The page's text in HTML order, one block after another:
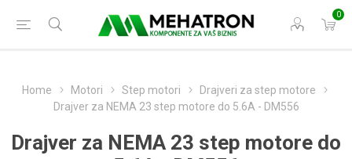
0
Home Motori Step motori
Drajveri za step motore
Drajver za NEMA 23 step motore do 5.6A - DM556
Drajver za NEMA 23 step motore do